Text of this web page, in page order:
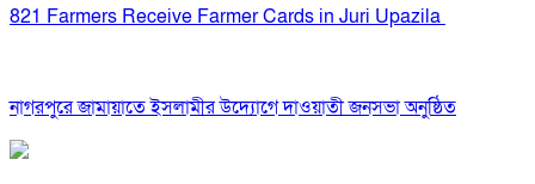
821 Farmers Receive Farmer Cards in Juri Upazila
নাগরপুরে জামায়াতে ইসলামীর উদ্যোগে দাওয়াতী জনসভা অনুষ্ঠিত